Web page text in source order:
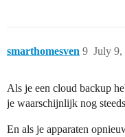
smarthomesven July 9,
9
Als je een cloud backup
je waarschijnlijk nog
En als je apparaten